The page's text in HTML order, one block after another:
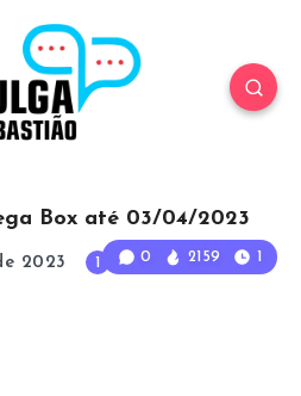
0 2159 1
Box até 03/04/2023
2023 1 Min Read